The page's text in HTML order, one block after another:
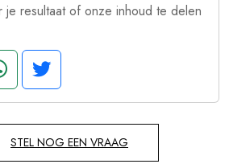
je resultaat of onze inhoud te delen
STEL NOG EEN VRAAG